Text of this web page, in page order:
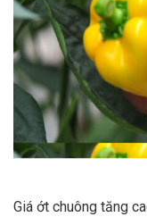
Giá ớt chuông tăng